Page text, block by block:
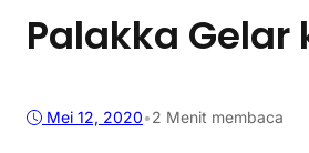
Palakka Gelar
Mei 12, 2020•2 Menit membaca